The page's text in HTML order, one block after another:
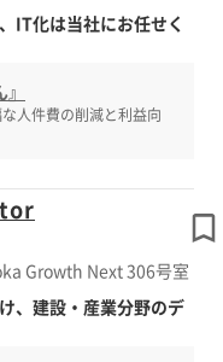
IT化は当社にお任せく
人件費の削減と利益向
Growth Next 306号室
、建設・産業分野のデ